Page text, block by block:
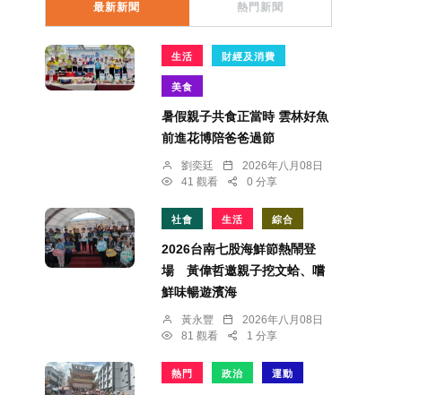
最新新聞 熱門新聞
生活 財經及消費
美食
暑假親子共食正當時 雲林好魚
前進花博陪爸爸過節
劉奕廷
2026年八月08日
41 觀看
0 分享
社會 生活 綜合
2026台南七股海鮮節熱鬧登
場 黃偉哲邀親子挖文蛤、嚐
鮮味暢遊濱海
黃永豐
2026年八月08日
81 觀看
1 分享
熱門 政治 運動